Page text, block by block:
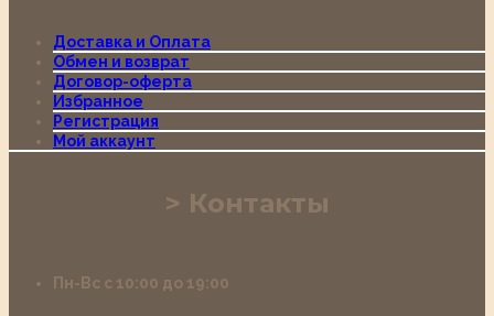
Доставка и Оплата
Обмен и возврат
Договор-оферта
Избранное
Регистрация
Мой аккаунт
Контакты
Пн-Вс с 10:00 до 19:00